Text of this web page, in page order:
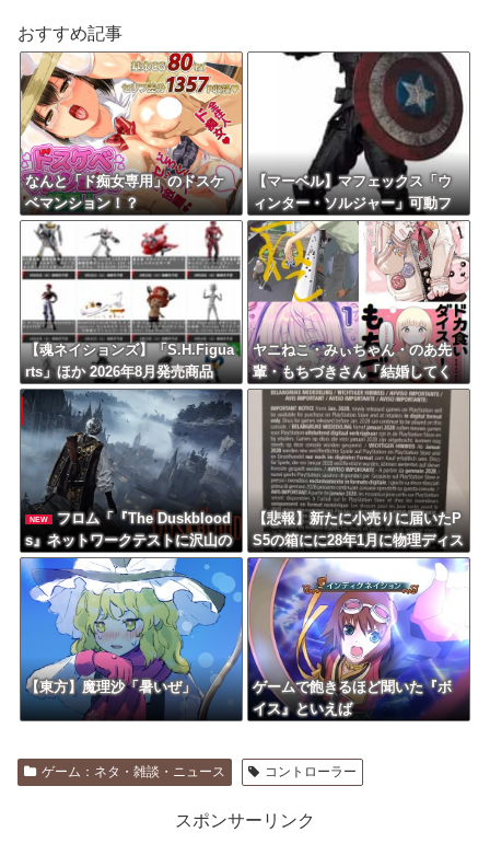
おすすめ記事
なんと「ド痴女専用」のドスケ
ベマンション！？
【マーベル】マフェックス「ウ
ィンター・ソルジャー」可動フ
ィギュア【再販予約開始】
【魂ネイションズ】「S.H.Figua
rts」ほか 2026年8月発売商品
【スケジュール公開】
ヤニねこ・みぃちゃん・のあ先
輩・もちづきさん「結婚してく
ださい！」←どうする？
NEW
フロム「『The Duskblood
s』ネットワークテストに沢山の
ご応募をいただき誠にありがと
うございました｡」
【悲報】新たに小売りに届いたP
S5の箱にに28年1月に物理ディス
ク終了しますとの記載が入る
【東方】魔理沙「暑いぜ」
ゲームで飽きるほど聞いた『ボ
イス』といえば
ゲーム：ネタ・雑談・ニュース コントローラー
スポンサーリンク